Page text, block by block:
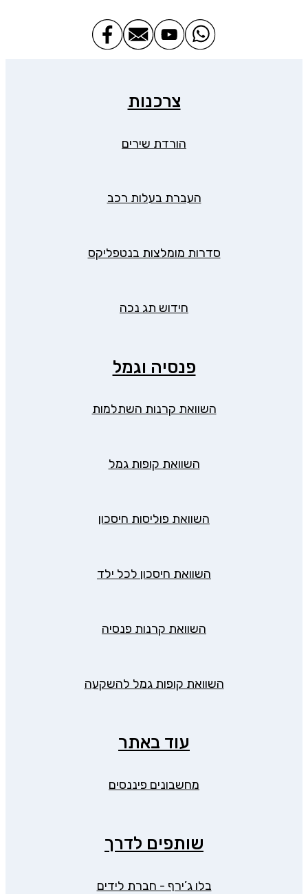
צרכנות
הורדת שירים
העברת בעלות רכב
סדרות מומלצות בנטפליקס
חידוש תג נכה
פנסיה וגמל
השוואת קרנות השתלמות
השוואת קופות גמל
השוואת פוליסות חיסכון
השוואת חיסכון לכל ילד
השוואת קרנות פנסיה
השוואת קופות גמל להשקעה
עוד באתר
מחשבונים פיננסים
שותפים לדרך
בלו ג’ירף - חברת לידים